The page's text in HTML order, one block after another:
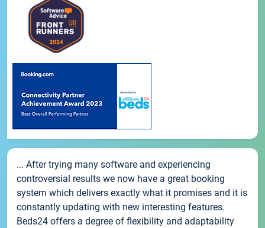
... After trying many software and experiencing
controversial results we now have a great booking
system which delivers exactly what it promises and it is
constantly updating with new interesting features.
Beds24 offers a degree of flexibility and adaptability